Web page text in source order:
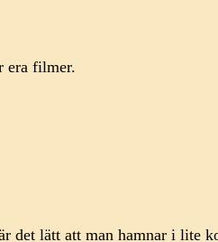
era filmer.
lätt att man hamnar i lite